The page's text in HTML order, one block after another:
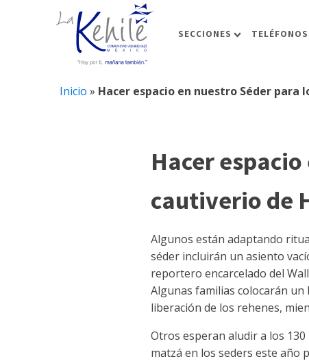
SECCIONES
Inicio » Hacer espacio en nuestro Séder para
Hacer
cautiverio de
Algunos están adaptando
séder incluirán un asiento
reportero encarcelado del
Algunas familias colocarán
liberación de los rehenes,
Otros esperan aludir a los
matzá en los seders este año